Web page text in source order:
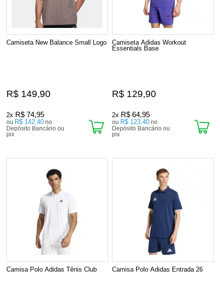
Camiseta New Balance Small Logo
R$ 149,90
2x R$ 74,95
ou R$ 142,40 no
Depósito Bancário ou
pix
Camiseta Adidas Workout
Essentials Base
R$ 129,90
2x R$ 64,95
ou R$ 123,40 no
Depósito Bancário ou
pix
Camisa Polo Adidas Tênis Club Camisa Polo Adidas Entrada 26